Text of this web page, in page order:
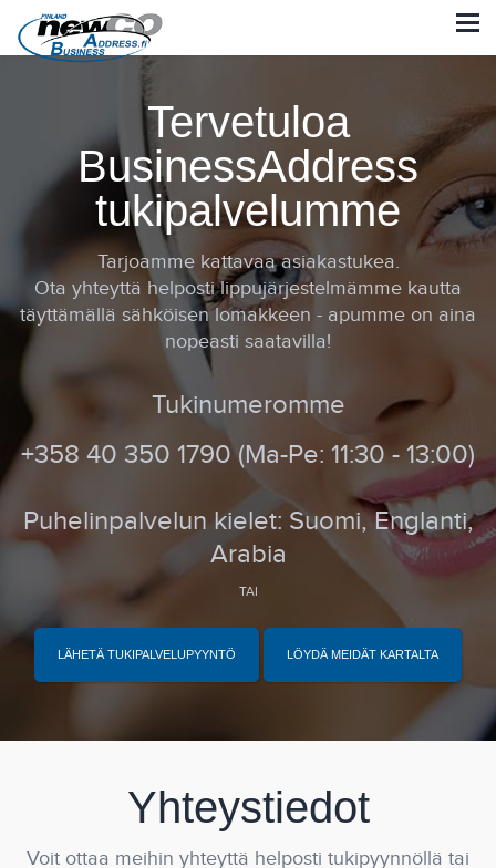
Tervetuloa
BusinessAddress
tukipalvelumme
Tarjoamme kattavaa asiakastukea.
Ota yhteyttä helposti lippujärjestelmämme kautta
täyttämällä sähköisen lomakkeen - apumme on aina
nopeasti saatavilla!
Tukinumeromme
+358 40 350 1790 (Ma-Pe: 11:30 - 13:00)
Puhelinpalvelun kielet: Suomi, Englanti,
Arabia
TAI
LÄHETÄ TUKIPALVELUPYYNTÖ LÖYDÄ MEIDÄT KARTALTA
Yhteystiedot
Voit ottaa meihin yhteyttä helposti tukipyynnöllä tai